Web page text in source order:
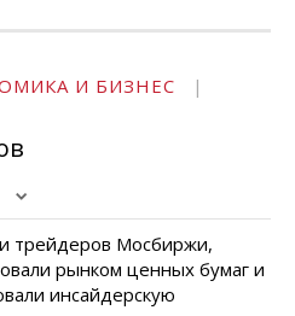
И БИЗНЕС
|
трейдеров Мосбиржи,
рынком ценных бумаг и
инсайдерскую